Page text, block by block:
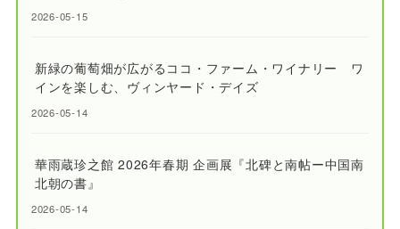
2026-05-15
新緑の葡萄畑が広がるココ・ファーム・ワイナリー ワ
インを楽しむ、ヴィンヤード・デイズ
2026-05-14
華雨蔵珍之館 2026年春期 企画展『北碑と南帖ー中国南
北朝の書』
2026-05-14